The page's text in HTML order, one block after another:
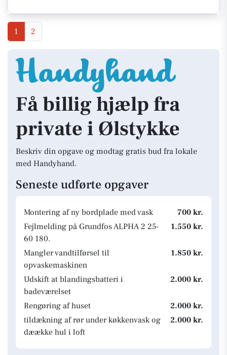
1 2
Få billig hjælp fra
private i Ølstykke
Beskriv din opgave og modtag gratis bud fra lokale
med Handyhand.
Seneste udførte opgaver
Montering af ny bordplade med vask
700 kr.
Fejlmelding på Grundfos ALPHA 2 25-
60 180.
1.550 kr.
Mangler vandtilførsel til
opvaskemaskinen
1.850 kr.
Udskift at blandingsbatteri i
badeværelset
2.000 kr.
Rengøring af huset
2.000 kr.
tildækning af rør under køkkenvask og
dæække hul i loft
2.000 kr.